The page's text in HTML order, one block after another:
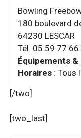
Bowling
180 boulevard
64230 LESCAR
Tél. 05 59 77 66
Équipements
Horaires : Tous
[/two]
[two_last]